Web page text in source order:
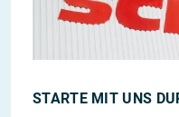
STARTE MIT UNS